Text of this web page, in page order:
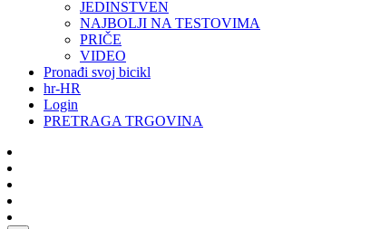
JEDINSTVEN
NAJBOLJI NA TESTOVIMA
PRIČE
VIDEO
Pronađi svoj bicikl
hr-HR
Login
PRETRAGA TRGOVINA